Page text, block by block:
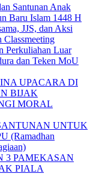
Santunan Anak
Baru Islam 1448 H
JJS, dan Aksi
Classmeeting
Perkuliahan Luar
dan Teken MoU
UPACARA DI
BIJAK
MORAL
UNTUK
(Ramadhan
3 PAMEKASAN
PIALA